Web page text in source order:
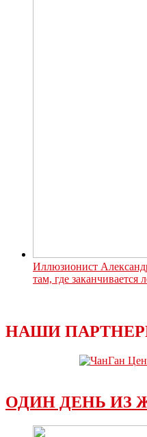
Иллюзионист
там, где заканчивается
НАШИ
ОДИН ДЕНЬ ИЗ